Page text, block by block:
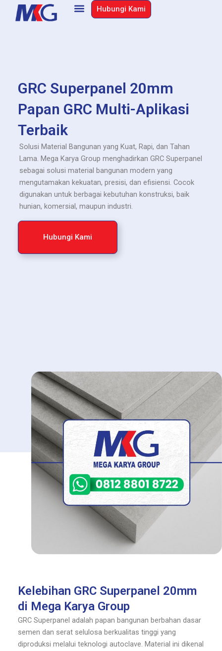
Hubungi Kami
GRC Superpanel 20mm
Papan GRC Multi-Aplikasi
Terbaik
Solusi Material Bangunan yang Kuat, Rapi, dan Tahan
Lama. Mega Karya Group menghadirkan GRC Superpanel
sebagai solusi material bangunan modern yang
mengutamakan kekuatan, presisi, dan efisiensi. Cocok
digunakan untuk berbagai kebutuhan konstruksi, baik
hunian, komersial, maupun industri.
Hubungi Kami
Kelebihan GRC Superpanel 20mm
di Mega Karya Group
GRC Superpanel adalah papan bangunan berbahan dasar
semen dan serat selulosa berkualitas tinggi yang
diproduksi melalui teknologi autoclave. Material ini dikenal